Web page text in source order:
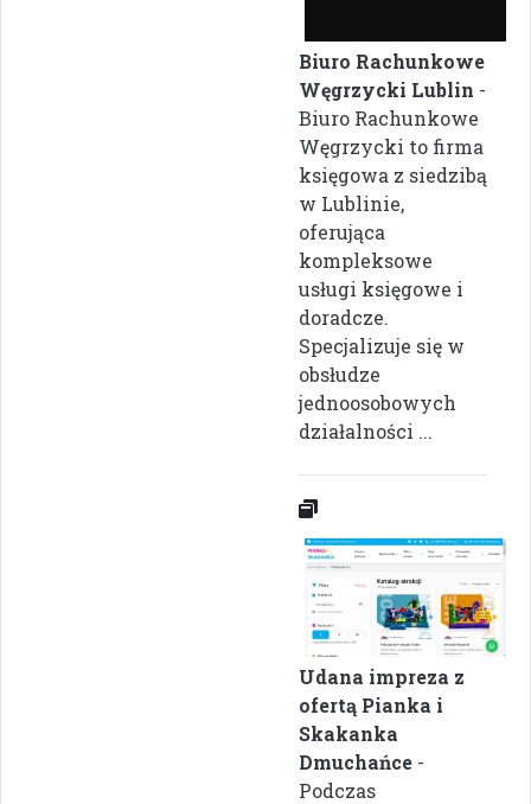
Biuro Rachunkowe
Węgrzycki Lublin -
Biuro Rachunkowe
Węgrzycki to firma
księgowa z siedzibą
w Lublinie,
oferująca
kompleksowe
usługi księgowe i
doradcze.
Specjalizuje się w
obsłudze
jednoosobowych
działalności ...
Udana impreza z
ofertą Pianka i
Skakanka
Dmuchańce -
Podczas